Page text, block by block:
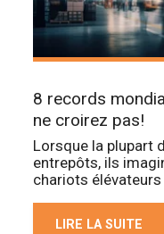
8 records
ne croirez pas!
Lorsque la plupart
entrepôts, ils
chariots élévateurs
LIRE LA SUITE